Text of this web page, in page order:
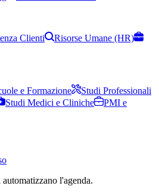
Clienti
Risorse Umane (HR)
e Formazione
Studi Professionali
Studi Medici e Cliniche
PMI e
l'agenda.